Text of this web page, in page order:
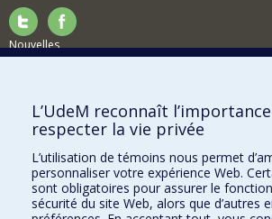
Nouvelles
Comment soutenir le Département?
BESOIN D'AIDE?
Plan du site
Signaler une erreur
Accessibilité
L’UdeM reconnaît
respecter la vie privée
L’utilisation de témoins nous permet
personnaliser votre expérience Web.
sont obligatoires pour assurer le
sécurité du site Web, alors que d’autres